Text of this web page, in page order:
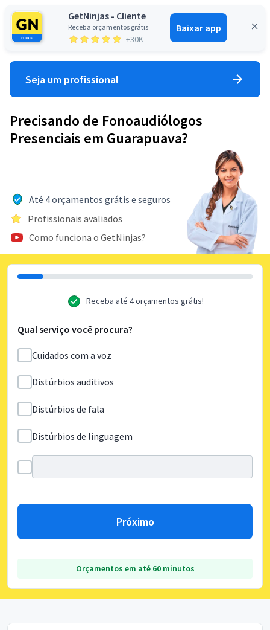
GetNinjas - Cliente
Receba orçamentos grátis
+30K
Baixar app
Entrar
Seja um profissional
Precisando de Fonoaudiólogos
Presenciais em Guarapuava?
Até 4 orçamentos grátis e seguros
Profissionais avaliados
Como funciona o GetNinjas?
Receba até 4 orçamentos grátis!
Qual serviço você procura?
Cuidados com a voz
Distúrbios auditivos
Distúrbios de fala
Distúrbios de linguagem
Próximo
Orçamentos em até 60 minutos